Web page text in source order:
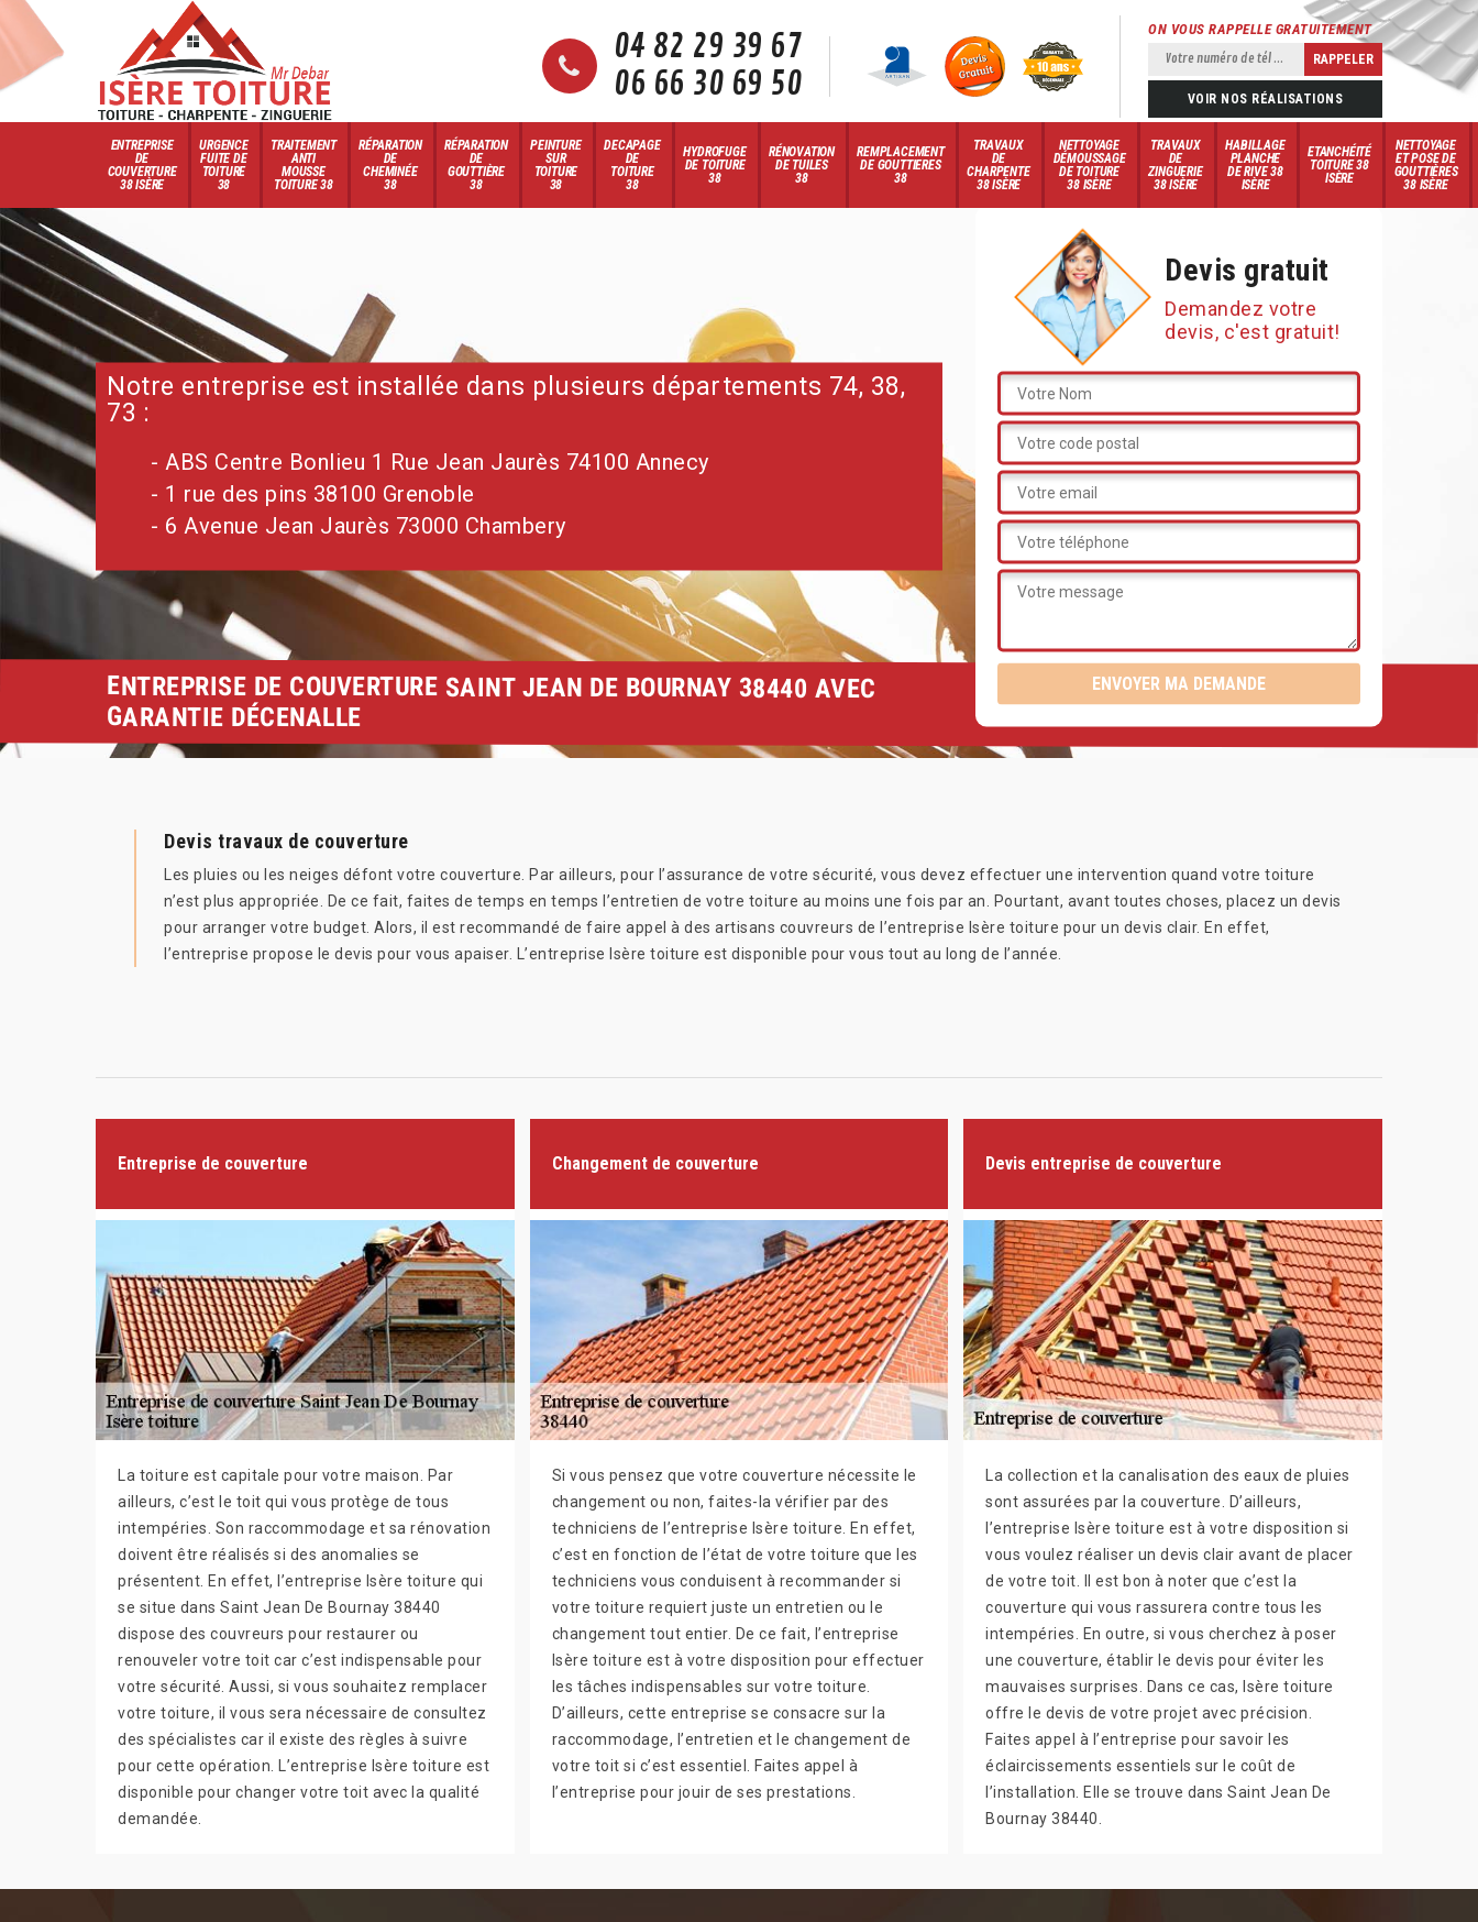
04 82 29 39 67
06 66 30 69 50
ON VOUS RAPPELLE GRATUITEMENT
VOIR NOS RÉALISATIONS
ENTREPRISE
DE
COUVERTURE
38 ISÈRE
URGENCE
FUITE DE
TOITURE
38
TRAITEMENT
ANTI
MOUSSE
TOITURE 38
RÉPARATION
DE
CHEMINÉE
38
RÉPARATION
DE
GOUTTIÈRE
38
PEINTURE
SUR
TOITURE
38
DECAPAGE
DE
TOITURE
38
HYDROFUGE
DE TOITURE
38
RÉNOVATION
DE TUILES
38
REMPLACEMENT
DE GOUTTIERES
38
TRAVAUX
DE
CHARPENTE
38 ISÈRE
NETTOYAGE
DÉMOUSSAGE
DE TOITURE
38 ISÈRE
TRAVAUX
DE
ZINGUERIE
38 ISÈRE
HABILLAGE
PLANCHE
DE RIVE 38
ISÈRE
ETANCHÉITÉ
TOITURE 38
ISÈRE
NETTOYAGE
ET POSE DE
GOUTTIÈRES
38 ISÈRE
Notre entreprise est installée dans plusieurs départements 74, 38,
73 :
- ABS Centre Bonlieu 1 Rue Jean Jaurès 74100 Annecy
- 1 rue des pins 38100 Grenoble
- 6 Avenue Jean Jaurès 73000 Chambery
Devis gratuit
Demandez votre
devis, c'est gratuit!
ENTREPRISE DE COUVERTURE SAINT JEAN DE BOURNAY 38440 AVEC
GARANTIE DÉCENALLE
Devis travaux de couverture
Les pluies ou les neiges défont votre couverture. Par ailleurs, pour l’assurance de votre sécurité, vous devez effectuer une intervention quand votre toiture
n’est plus appropriée. De ce fait, faites de temps en temps l’entretien de votre toiture au moins une fois par an. Pourtant, avant toutes choses, placez un devis
pour arranger votre budget. Alors, il est recommandé de faire appel à des artisans couvreurs de l’entreprise Isère toiture pour un devis clair. En effet,
l’entreprise propose le devis pour vous apaiser. L’entreprise Isère toiture est disponible pour vous tout au long de l’année.
Entreprise de couverture
La toiture est capitale pour votre maison. Par
ailleurs, c’est le toit qui vous protège de tous
intempéries. Son raccommodage et sa rénovation
doivent être réalisés si des anomalies se
présentent. En effet, l’entreprise Isère toiture qui
se situe dans Saint Jean De Bournay 38440
dispose des couvreurs pour restaurer ou
renouveler votre toit car c’est indispensable pour
votre sécurité. Aussi, si vous souhaitez remplacer
votre toiture, il vous sera nécessaire de consultez
des spécialistes car il existe des règles à suivre
pour cette opération. L’entreprise Isère toiture est
disponible pour changer votre toit avec la qualité
demandée.
Changement de couverture
Si vous pensez que votre couverture nécessite le
changement ou non, faites-la vérifier par des
techniciens de l’entreprise Isère toiture. En effet,
c’est en fonction de l’état de votre toiture que les
techniciens vous conduisent à recommander si
votre toiture requiert juste un entretien ou le
changement tout entier. De ce fait, l’entreprise
Isère toiture est à votre disposition pour effectuer
les tâches indispensables sur votre toiture.
D’ailleurs, cette entreprise se consacre sur la
raccommodage, l’entretien et le changement de
votre toit si c’est essentiel. Faites appel à
l’entreprise pour jouir de ses prestations.
Devis entreprise de couverture
La collection et la canalisation des eaux de pluies
sont assurées par la couverture. D’ailleurs,
l’entreprise Isère toiture est à votre disposition si
vous voulez réaliser un devis clair avant de placer
de votre toit. Il est bon à noter que c’est la
couverture qui vous rassurera contre tous les
intempéries. En outre, si vous cherchez à poser
une couverture, établir le devis pour éviter les
mauvaises surprises. Dans ce cas, Isère toiture
offre le devis de votre projet avec précision.
Faites appel à l’entreprise pour savoir les
éclaircissements essentiels sur le coût de
l’installation. Elle se trouve dans Saint Jean De
Bournay 38440.